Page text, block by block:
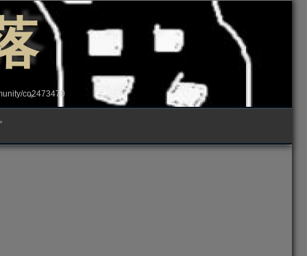
co2473470